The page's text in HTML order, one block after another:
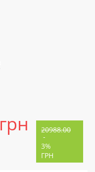
грн 20988.00
-
3%
ГРН